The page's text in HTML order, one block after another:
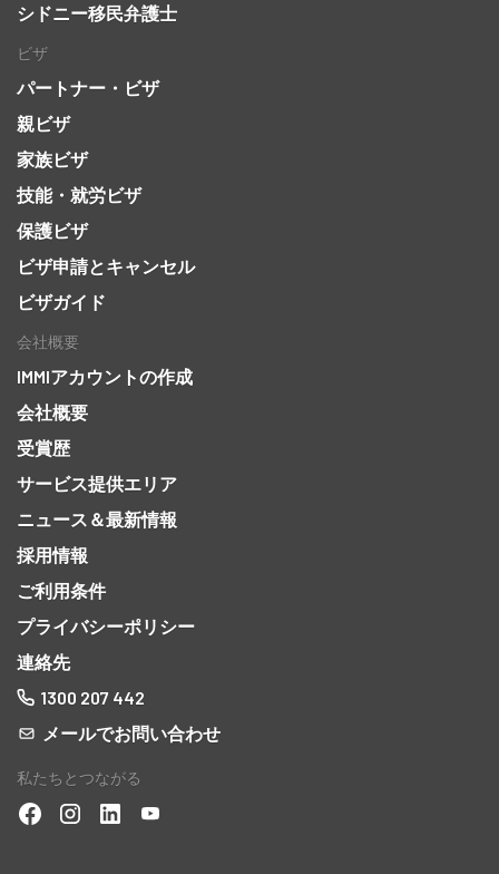
シドニー移民弁護士
ビザ
パートナー・ビザ
親ビザ
家族ビザ
技能・就労ビザ
保護ビザ
ビザ申請とキャンセル
ビザガイド
会社概要
IMMIアカウントの作成
会社概要
受賞歴
サービス提供エリア
ニュース＆最新情報
採用情報
ご利用条件
プライバシーポリシー
連絡先
1300 207 442
メールでお問い合わせ
私たちとつながる